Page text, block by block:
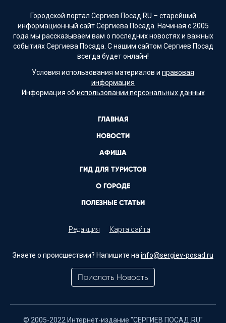
Городской портал Сергиев Посад.RU – старейший
информационный сайт Сергиева Посада. Начиная с 2005
года мы рассказываем вам о последних новостях и важных
событиях Сергиева Посада. С нашим сайтом Сергиев Посад
всегда будет онлайн!
Условия использования материалов и правовая
информация
Информация об использовании персональных данных
ГЛАВНАЯ
НОВОСТИ
АФИША
ГИД ДЛЯ ТУРИСТОВ
О ГОРОДЕ
ПОЛЕЗНЫЕ СТАТЬИ
Редакция Карта сайта
Знаете о происшествии? Напишите на info@sergiev-posad.ru
Прислать Новость
© 2005-2022 Интернет-издание "СЕРГИЕВ ПОСАД.RU"